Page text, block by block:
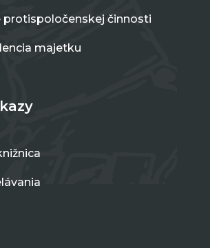
protispoločenskej činnosti
majetku